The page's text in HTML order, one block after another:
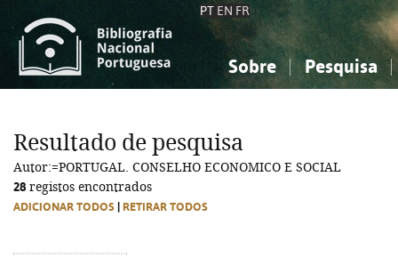
PT EN FR
Sobre Pesquisa
Ciências sociais...
Ciências sociais...
Resultado de pesquisa
Autor:=PORTUGAL. CONSELHO ECONOMICO E SOCIAL
28 registos encontrados
ADICIONAR TODOS RETIRAR TODOS